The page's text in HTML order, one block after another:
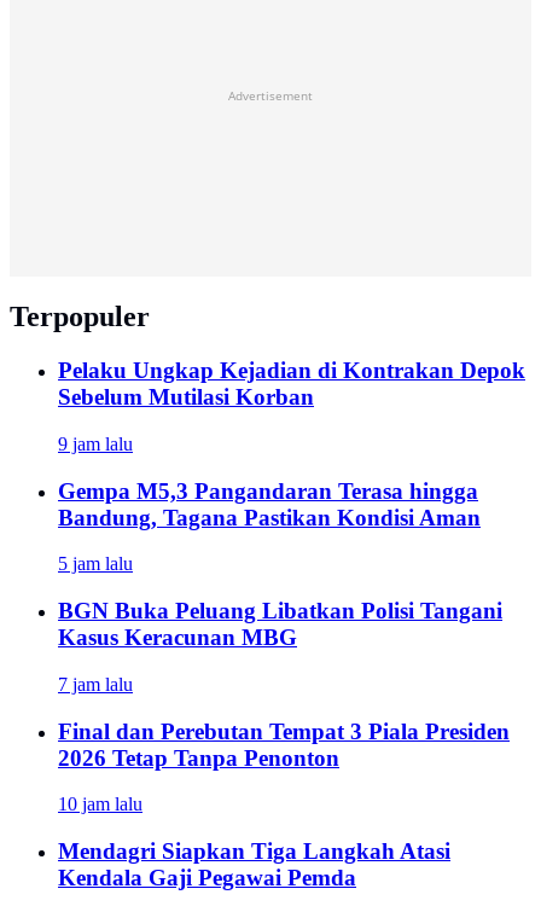
Advertisement
Terpopuler
Pelaku Ungkap Kejadian di Kontrakan Depok
Sebelum Mutilasi Korban
9 jam lalu
Gempa M5,3 Pangandaran Terasa hingga
Bandung, Tagana Pastikan Kondisi Aman
5 jam lalu
BGN Buka Peluang Libatkan Polisi Tangani
Kasus Keracunan MBG
7 jam lalu
Final dan Perebutan Tempat 3 Piala Presiden
2026 Tetap Tanpa Penonton
10 jam lalu
Mendagri Siapkan Tiga Langkah Atasi
Kendala Gaji Pegawai Pemda